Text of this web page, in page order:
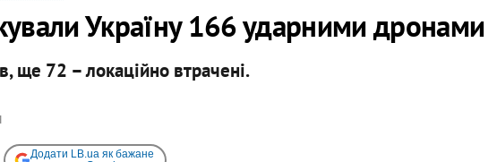
Україну 166 ударними дронами
ще 72 – локаційно втрачені.
Додати LB.ua як бажане